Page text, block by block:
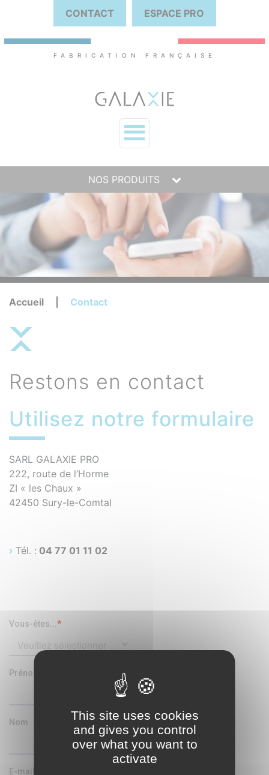
CONTACT ESPACE PRO
FABRICATION FRANÇAISE
NOS PRODUITS
Accueil Contact
Restons en contact
Utilisez notre formulaire
SARL GALAXIE PRO
222, route de l’Horme
ZI « les Chaux »
42450 Sury-le-Comtal
› Tél. : 04 77 01 11 02
This site uses cookies
and gives you control
over what you want to
activate